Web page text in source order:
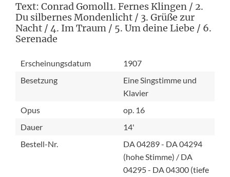
Text: Conrad Gomoll1. Fernes Klingen / 2.
Du silbernes Mondenlicht / 3. Grüße zur
Nacht / 4. Im Traum / 5. Um deine Liebe / 6.
Serenade
Erscheinungsdatum
1907
Besetzung
Eine Singstimme und
Klavier
Opus
op. 16
Dauer
14'
Bestell-Nr.
DA 04289 - DA 04294
(hohe Stimme) / DA
04295 - DA 04300 (tiefe